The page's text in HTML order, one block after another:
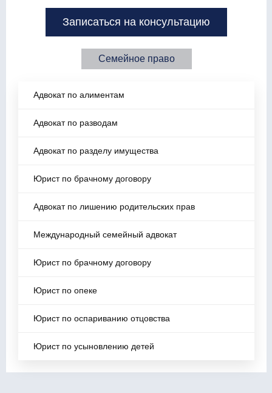
Записаться на консультацию
Семейное право
Адвокат по алиментам
Адвокат по разводам
Адвокат по разделу имущества
Юрист по брачному договору
Адвокат по лишению родительских прав
Международный семейный адвокат
Юрист по брачному договору
Юрист по опеке
Юрист по оспариванию отцовства
Юрист по усыновлению детей